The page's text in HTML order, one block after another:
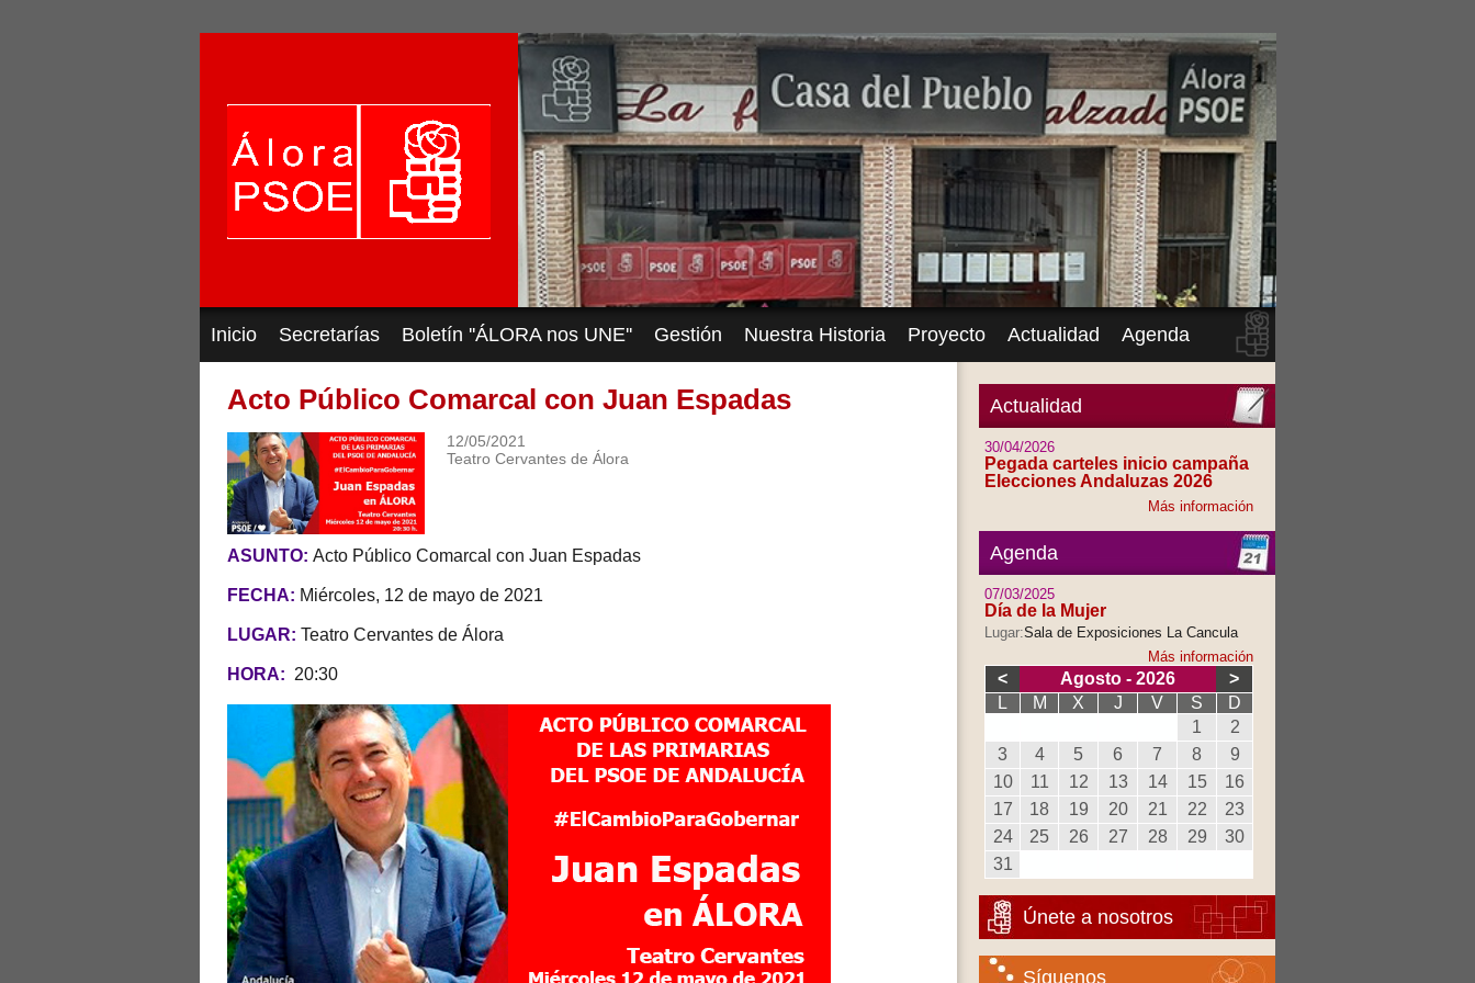
Inicio Secretarías Boletín ''ÁLORA nos UNE'' Gestión Nuestra Historia Proyecto Actualidad Agenda
Acto Público Comarcal con Juan Espadas
12/05/2021
Teatro Cervantes de Álora
ASUNTO: Acto Público Comarcal con Juan Espadas
FECHA: Miércoles, 12 de mayo de 2021
LUGAR: Teatro Cervantes de Álora
HORA: 20:30
Actualidad
30/04/2026
Pegada carteles inicio campaña
Elecciones Andaluzas 2026
Más información
Agenda
07/03/2025
Día de la Mujer
Lugar:Sala de Exposiciones La Cancula
Más información
< Agosto - 2026
>
L
M X J V S
D
1
2
3
4 5 6 7 8
9
10
11 12 13 14 15
16
17
18 19 20 21 22
23
24
25 26 27 28 29
30
31
Únete a nosotros
Síguenos